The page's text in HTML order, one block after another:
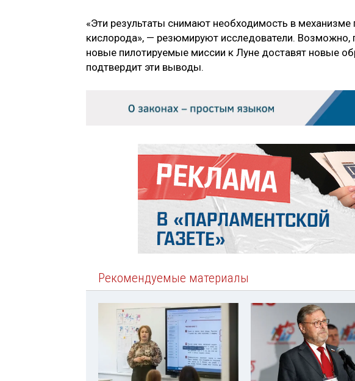
«Эти результаты снимают необходимость в
кислорода», — резюмируют исследователи. Возможно,
новые пилотируемые миссии к Луне доставят новые
подтвердит эти выводы.
Рекомендуемые материалы